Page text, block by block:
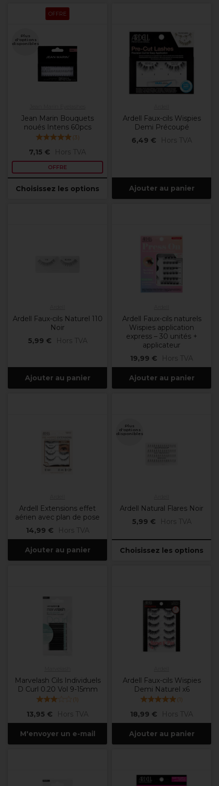
OFFRE
Plus
d'options
disponibles
Jean Marin Bouquets
noués Intens 60pcs
(3)
7,15 € Hors TVA
OFFRE
Choisissez les options
Ardell Faux-cils Wispies
Demi Précoupé
6,49 €
Hors TVA
Ajouter au panier
Ardell Faux-cils Naturel 110
Noir
5,99 €
Hors TVA
Ajouter au panier
Ardell Faux-cils naturels
Wispies application
express – 30 unités +
applicateur
19,99 €
Hors TVA
Ajouter au panier
Ardell Extensions effet
aérien avec plan de pose
14,99 €
Hors TVA
Ajouter au panier
Plus
d'options
disponibles
Ardell Natural Flares Noir
5,99 €
Hors TVA
Choisissez les options
Marvelash Cils Individuels
D Curl 0.20 Vol 9-15mm
(1)
13,95 € Hors TVA
M'envoyer un e-mail
Ardell Faux-cils Wispies
Demi Naturel x6
(1)
18,99 € Hors TVA
Ajouter au panier